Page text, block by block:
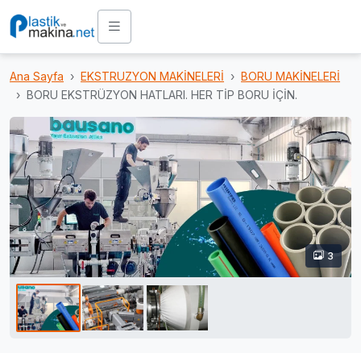
Ana Sayfa EKSTRUZYON MAKİNELERİ
BORU MAKİNELERİ
BORU EKSTRÜZYON HATLARI. HER TİP BORU İÇİN.
3